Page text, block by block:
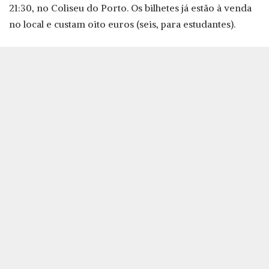
21:30, no Coliseu do Porto. Os bilhetes já estão à venda
no local e custam oito euros (seis, para estudantes).